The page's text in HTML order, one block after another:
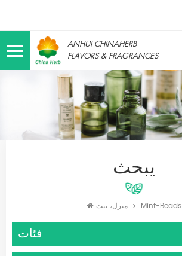
ANHUI CHINAHERB
FLAVORS & FRAGRANCES
يبحث
منزل، بيت Mint-Beads
فئات